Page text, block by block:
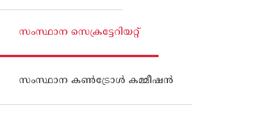
സംസ്ഥാന സെക്രട്ടേറിയറ്റ്
സംസ്ഥാന കണ്‍ട്രോള്‍ കമ്മീഷന്‍